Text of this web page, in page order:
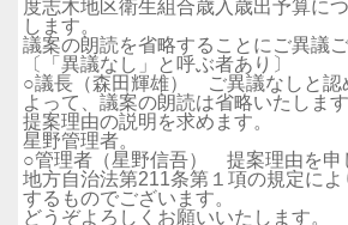
度志木地区衛生組合歳入歳出予算に
します。
議案の朗読を省略することにご異議
〔「異議なし」と呼ぶ者あり〕
○議長（森田輝雄） ご異議なしと認
よって、議案の朗読は省略いたします
提案理由の説明を求めます。
星野管理者。
○管理者（星野信吾） 提案理由を申
地方自治法第211条第１項の規定に
するものでございます。
どうぞよろしくお願いいたします。